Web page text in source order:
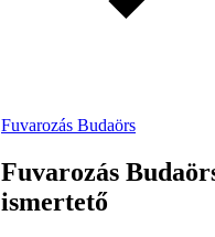
Fuvarozás Budaörs
Fuvarozás
ismertető